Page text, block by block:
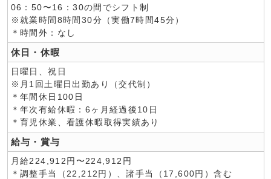
06：50〜16：30の間でシフト制
※就業時間8時間30分（実働7時間45分）
＊時間外：なし
休日・休暇
日曜日、祝日
※月1回土曜日出勤あり（交代制）
＊年間休日100日
＊年次有給休暇：6ヶ月経過後10日
＊育児休業、看護休暇取得実績あり
給与・賞与
月給224,912円〜224,912円
＊調整手当（22,212円）、諸手当（17,600円）含む